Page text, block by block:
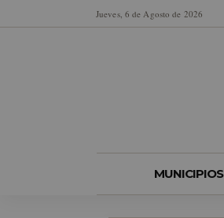
Jueves, 6 de Agosto de 2026
MUNICIPIOS